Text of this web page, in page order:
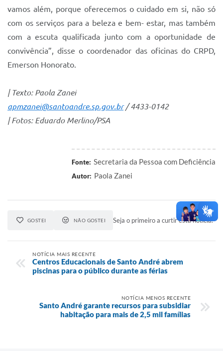
vamos além, porque oferecemos o cuidado em si, não só
com os serviços para a beleza e bem- estar, mas também
com a escuta qualificada junto com a oportunidade de
convivência”, disse o coordenador das oficinas do CRPD,
Emerson Honorato.
| Texto: Paola Zanei
apmzanei@santoandre.sp.gov.br/ 4433-0142
| Fotos: Eduardo Merlino/PSA
Fonte: Secretaria da Pessoa com Deficiência
Autor: Paola Zanei
GOSTEI NÃO GOSTEI Seja o primeiro a curtir esta notícia.
NOTÍCIA MAIS RECENTE
Centros Educacionais de Santo André abrem
piscinas para o público durante as férias
NOTÍCIA MENOS RECENTE
Santo André garante recursos para subsidiar
habitação para mais de 2,5 mil famílias